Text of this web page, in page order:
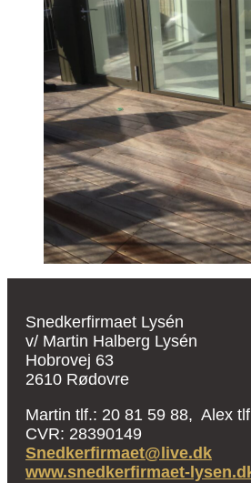
Snedkerfirmaet Lysén
v/ Martin Halberg Lysén
Hobrovej 63
2610 Rødovre
Martin tlf.: 20 81 59 88, Alex
CVR: 28390149
Snedkerfirmaet@live.dk
www.snedkerfirmaet-